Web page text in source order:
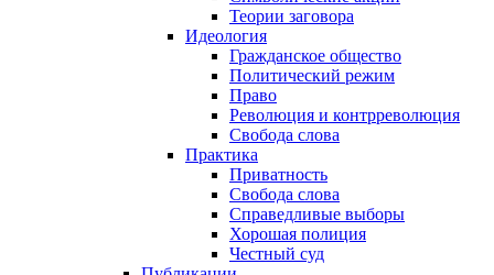
Теории заговора
Идеология
Гражданское общество
Политический режим
Право
Революция и контрреволюция
Свобода слова
Практика
Приватность
Свобода слова
Справедливые выборы
Хорошая полиция
Честный суд